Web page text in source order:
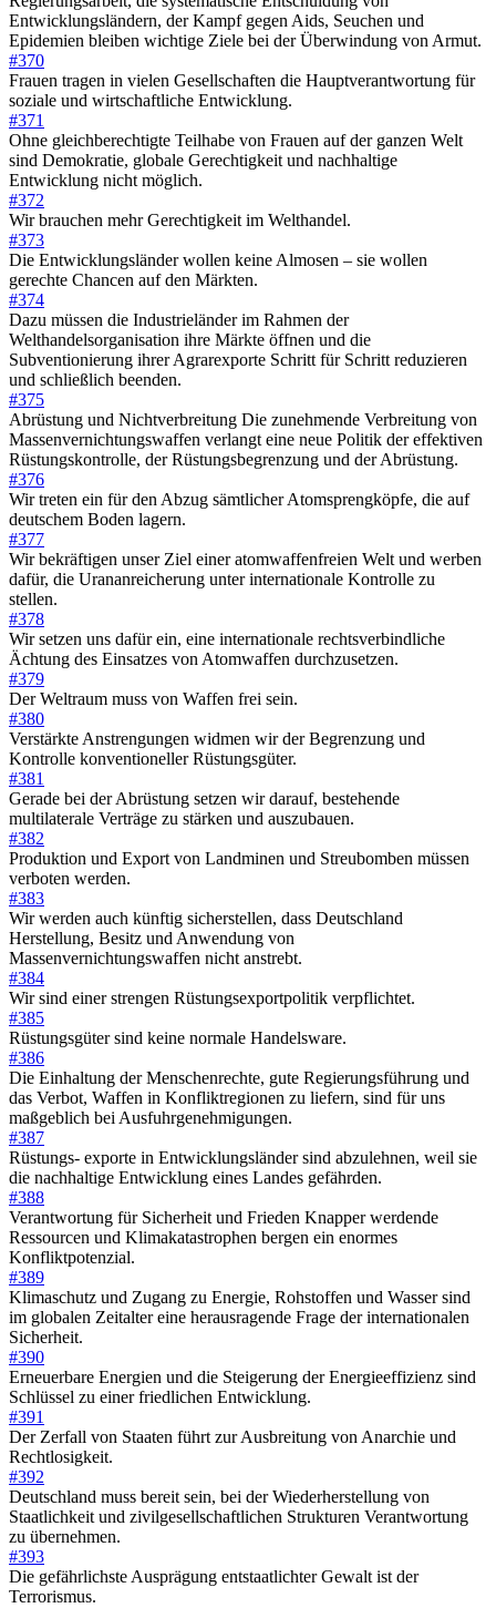
Entwicklungsländern, der Kampf gegen Aids, Seuchen und
Epidemien bleiben wichtige Ziele bei der Überwindung von Armut.
#370
Frauen tragen in vielen Gesellschaften die Hauptverantwortung für
soziale und wirtschaftliche Entwicklung.
#371
Ohne gleichberechtigte Teilhabe von Frauen auf der ganzen Welt
sind Demokratie, globale Gerechtigkeit und nachhaltige
Entwicklung nicht möglich.
#372
Wir brauchen mehr Gerechtigkeit im Welthandel.
#373
Die Entwicklungsländer wollen keine Almosen – sie wollen
gerechte Chancen auf den Märkten.
#374
Dazu müssen die Industrieländer im Rahmen der
Welthandelsorganisation ihre Märkte öffnen und die
Subventionierung ihrer Agrarexporte Schritt für Schritt reduzieren
und schließlich beenden.
#375
Abrüstung und Nichtverbreitung Die zunehmende Verbreitung von
Massenvernichtungswaffen verlangt eine neue Politik der effektiven
Rüstungskontrolle, der Rüstungsbegrenzung und der Abrüstung.
#376
Wir treten ein für den Abzug sämtlicher Atomsprengköpfe, die auf
deutschem Boden lagern.
#377
Wir bekräftigen unser Ziel einer atomwaffenfreien Welt und werben
dafür, die Urananreicherung unter internationale Kontrolle zu
stellen.
#378
Wir setzen uns dafür ein, eine internationale rechtsverbindliche
Ächtung des Einsatzes von Atomwaffen durchzusetzen.
#379
Der Weltraum muss von Waffen frei sein.
#380
Verstärkte Anstrengungen widmen wir der Begrenzung und
Kontrolle konventioneller Rüstungsgüter.
#381
Gerade bei der Abrüstung setzen wir darauf, bestehende
multilaterale Verträge zu stärken und auszubauen.
#382
Produktion und Export von Landminen und Streubomben müssen
verboten werden.
#383
Wir werden auch künftig sicherstellen, dass Deutschland
Herstellung, Besitz und Anwendung von
Massenvernichtungswaffen nicht anstrebt.
#384
Wir sind einer strengen Rüstungsexportpolitik verpflichtet.
#385
Rüstungsgüter sind keine normale Handelsware.
#386
Die Einhaltung der Menschenrechte, gute Regierungsführung und
das Verbot, Waffen in Konfliktregionen zu liefern, sind für uns
maßgeblich bei Ausfuhrgenehmigungen.
#387
Rüstungs- exporte in Entwicklungsländer sind abzulehnen, weil sie
die nachhaltige Entwicklung eines Landes gefährden.
#388
Verantwortung für Sicherheit und Frieden Knapper werdende
Ressourcen und Klimakatastrophen bergen ein enormes
Konfliktpotenzial.
#389
Klimaschutz und Zugang zu Energie, Rohstoffen und Wasser sind
im globalen Zeitalter eine herausragende Frage der internationalen
Sicherheit.
#390
Erneuerbare Energien und die Steigerung der Energieeffizienz sind
Schlüssel zu einer friedlichen Entwicklung.
#391
Der Zerfall von Staaten führt zur Ausbreitung von Anarchie und
Rechtlosigkeit.
#392
Deutschland muss bereit sein, bei der Wiederherstellung von
Staatlichkeit und zivilgesellschaftlichen Strukturen Verantwortung
zu übernehmen.
#393
Die gefährlichste Ausprägung entstaatlichter Gewalt ist der
Terrorismus.